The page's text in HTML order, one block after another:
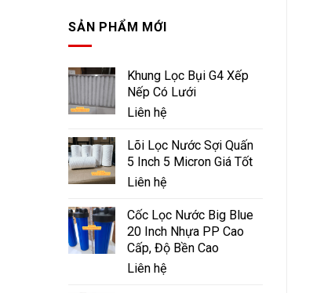
SẢN PHẨM MỚI
Khung Lọc Bụi G4 Xếp
Nếp Có Lưới
Liên hệ
Lõi Lọc Nước Sợi Quấn
5 Inch 5 Micron Giá Tốt
Liên hệ
Cốc Lọc Nước Big Blue
20 Inch Nhựa PP Cao
Cấp, Độ Bền Cao
Liên hệ